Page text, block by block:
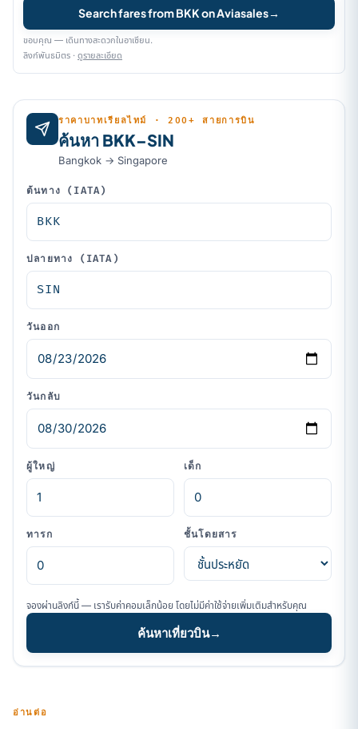
Search fares from BKK on Aviasales→
ขอบคุณ — เดินทางสะดวกในอาเซียน.
ลิงก์พันธมิตร · ดูรายละเอียด
ราคาบาทเรียลไทม์ · 200+ สายการบิน
ค้นหา BKK–SIN
Bangkok → Singapore
ต้นทาง (IATA)
ปลายทาง (IATA)
วันออก
วันกลับ
ผู้ใหญ่ เด็ก
ทารก ชั้นโดยสาร
จองผ่านลิงก์นี้ — เรารับค่าคอมเล็กน้อย โดยไม่มีค่าใช้จ่ายเพิ่มเติมสำหรับคุณ
ค้นหาเที่ยวบิน→
อ่านต่อ